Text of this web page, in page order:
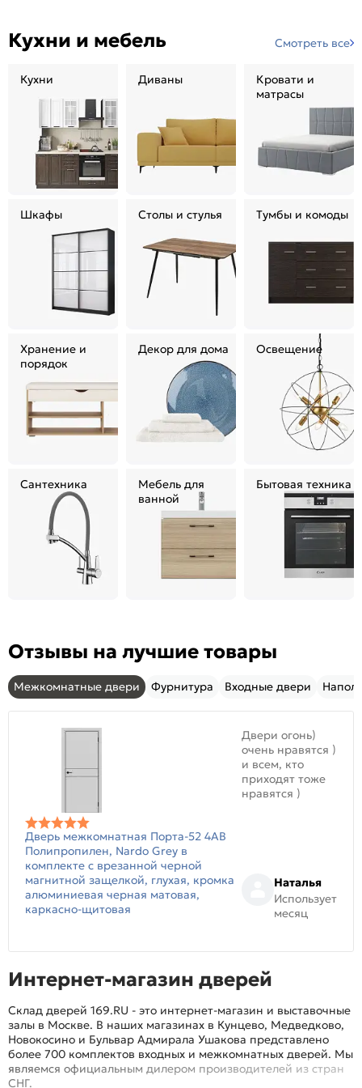
Кухни и мебель Смотреть все
Кухни Диваны
Кровати и
матрасы
Шкафы Столы и стулья Тумбы и комоды
Хранение и
порядок
Декор для дома Освещение
Сантехника
Мебель для
ванной
Бытовая техника
Отзывы на лучшие товары
Межкомнатные двери Фурнитура Входные двери
Дверь межкомнатная Порта-52 4AB
Полипропилен, Nardo Grey в
комплекте с врезанной черной
магнитной защелкой, глухая, кромка
алюминиевая черная матовая,
каркасно-щитовая
Двери огонь)
очень нравятся )
и всем, кто
приходят тоже
нравятся )
Наталья
Использует
месяц
Интернет-магазин дверей
Склад дверей 169.RU - это интернет-магазин и выставочные
залы в Москве. В наших магазинах в Кунцево, Медведково,
Новокосино и Бульвар Адмирала Ушакова представлено
более 700 комплектов входных и межкомнатных дверей. Мы
являемся официальным дилером производителей из стран
СНГ.